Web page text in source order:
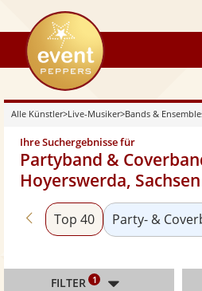
eventpeppers
Alle Künstler>Live-Musiker>Bands &
Ihre Suchergebnisse für
Partyband &
Hoyerswerda, Sachsen
Zurück zu «Bands &
Top 40 Party- &
FILTER 1